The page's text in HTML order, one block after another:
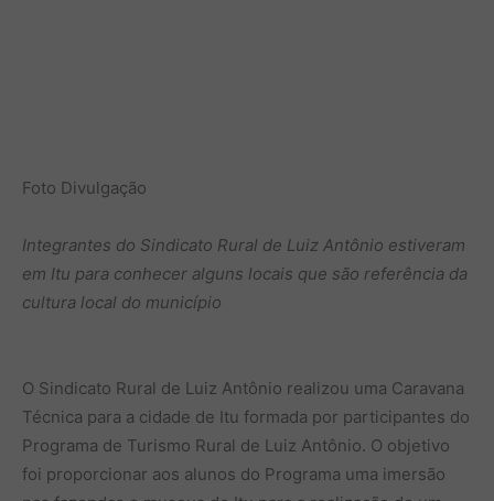
Foto Divulgação
Integrantes do Sindicato Rural de Luiz Antônio estiveram
em Itu para conhecer alguns locais que são referência da
cultura local do município
O Sindicato Rural de Luiz Antônio realizou uma Caravana
Técnica para a cidade de Itu formada por participantes do
Programa de Turismo Rural de Luiz Antônio. O objetivo
foi proporcionar aos alunos do Programa uma imersão